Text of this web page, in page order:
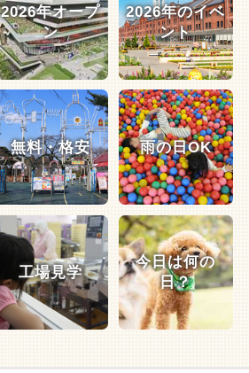
2026年オープ
ン
2026年のイベ
ント
無料・格安 雨の日OK
工場見学
今日は何の
日？